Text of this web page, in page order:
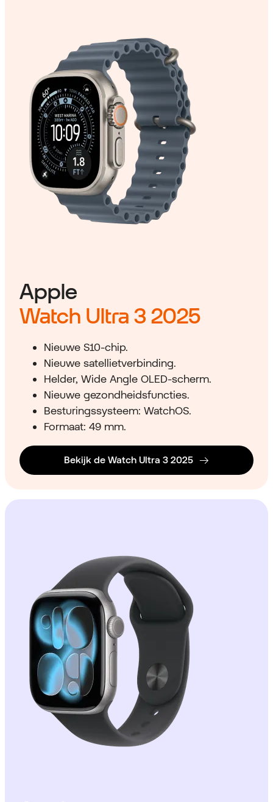
Apple
Watch Ultra 3 2025
Nieuwe S10-chip.
Nieuwe satellietverbinding.
Helder, Wide Angle OLED-scherm.
Nieuwe gezondheidsfuncties.
Besturingssysteem: WatchOS.
Formaat: 49 mm.
Bekijk de Watch Ultra 3 2025